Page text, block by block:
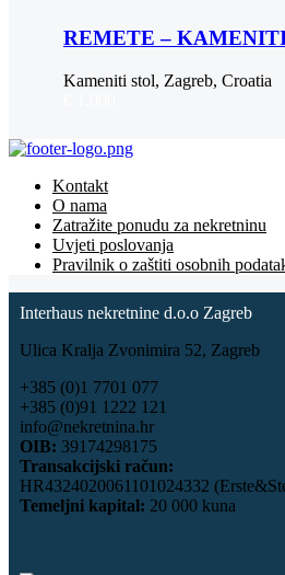
REMETE – KAMENITI
Kameniti stol, Zagreb, Croatia
Kontakt
O nama
Zatražite ponudu za nekretninu
Uvjeti poslovanja
Pravilnik o zaštiti osobnih
Interhaus nekretnine d.o.o Zagreb
Ulica Kralja Zvonimira 52, Zagreb
+385 (0)1 7701 077
+385 (0)91 1222 121
info@nekretnina.hr
OIB: 39174298175
Transakcijski račun:
HR4324020061101024332
Temeljni kapital: 20 000 kuna